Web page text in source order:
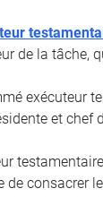
de la tâche,
et chef
de consacrer